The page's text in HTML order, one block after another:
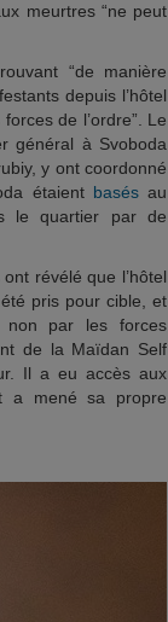
meurtres “ne peut
“de manière
depuis l’hôtel
de l’ordre”. Le
général à Svoboda
y ont coordonné
étaient basésau
le quartier par de
révélé que l’hôtel
pris pour cible, et
non par les forces
de la Maïdan Self
Il a eu accès aux
a mené sa propre